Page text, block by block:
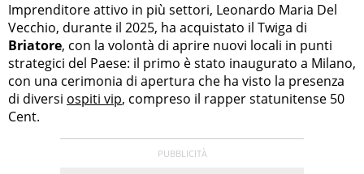
Imprenditore attivo in più settori, Leonardo Maria Del
Vecchio, durante il 2025, ha acquistato il Twiga di
Briatore, con la volontà di aprire nuovi locali in punti
strategici del Paese: il primo è stato inaugurato a Milano,
con una cerimonia di apertura che ha visto la presenza
di diversi ospiti vip, compreso il rapper statunitense 50
Cent.